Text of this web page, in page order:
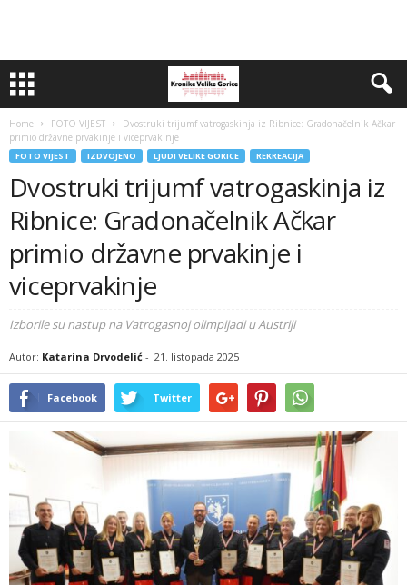
Home FOTO VIJEST
Dvostruki trijumf vatrogaskinja iz Ribnice: Gradonačelnik Ačkar
primio državne prvakinje i viceprvakinje
FOTO VIJEST IZDVOJENO LJUDI VELIKE GORICE REKREACIJA
Dvostruki trijumf vatrogaskinja iz
Ribnice: Gradonačelnik Ačkar
primio državne prvakinje i
viceprvakinje
Izborile su nastup na Vatrogasnoj olimpijadi u Austriji
Autor: Katarina Drvodelić - 21. listopada 2025
Facebook Twitter